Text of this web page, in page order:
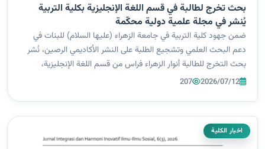
بحث تخرج لطالبة في قسم اللغة الإنجليزية بكلية التربية
يُنشر في مجلة علمية دولية محكّمة
ضمن جهود كلية التربية في جامعة الزهراء (عليها السلام) للبنات في
دعم البحث العلمي وتشجيع الطلبة على النشر الأكاديمي الرصين، نُشر
بحث التخرج للطالبة أنوار الزهراء فراس من قسم اللغة الإنجليزية،
بإشراف التدريسي م.م. حسين جواد عبد الرضا، في المجلة العلمية
2026/07/12
207
اخبار الكلية